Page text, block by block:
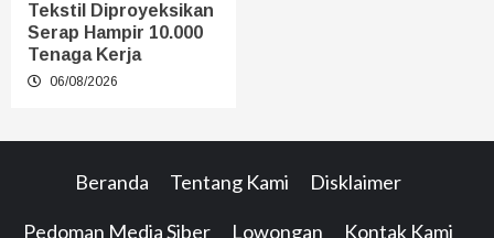
Tekstil Diproyeksikan
Serap Hampir 10.000
Tenaga Kerja
06/08/2026
Beranda Tentang Kami Disklaimer
Pedoman Media Siber Lowongan Kontak Kami